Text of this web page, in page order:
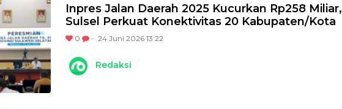
Inpres Jalan Daerah 2025 Kucurkan Rp258 Miliar,
Sulsel Perkuat Konektivitas 20 Kabupaten/Kota
0 - 24 Juni 2026 13:22
Redaksi